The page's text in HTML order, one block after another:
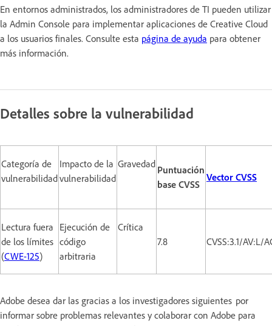
En entornos administrados, los administradores de TI pueden utilizar
la Admin Console para implementar aplicaciones de Creative Cloud
a los usuarios finales. Consulte esta página de ayuda para obtener
más información.
Detalles sobre la vulnerabilidad
Categoría de
vulnerabilidad
Impacto de la
vulnerabilidad
Gravedad Puntuación
base CVSS
Vector CVSS
Lectura fuera
de los límites
(CWE-125)
Ejecución de
código
arbitraria
Crítica
7.8
CVSS:3.1/
Adobe desea dar las gracias a los investigadores siguientes por
informar sobre problemas relevantes y colaborar con Adobe para